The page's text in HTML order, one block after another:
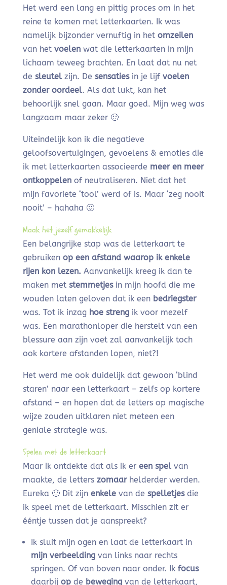
Het werd een lang en pittig proces om in het
reine te komen met letterkaarten. Ik was
namelijk bijzonder vernuftig in het omzeilen
van het voelenwat die letterkaarten in mijn
lichaam teweeg brachten. En laat dat nu net
de sleutelzijn. De sensatiesin je lijf voelen
zonder oordeel. Als dat lukt, kan het
behoorlijk snel gaan. Maar goed. Mijn weg was
langzaam maar zeker 🙂
Uiteindelijk kon ik die negatieve
geloofsovertuigingen, gevoelens & emoties die
ik met letterkaarten associeerde meer en meer
ontkoppelenof neutraliseren. Niet dat het
mijn favoriete ‘tool’ werd of is. Maar ‘zeg nooit
nooit’ – hahaha 🙂
Maak het jezelf gemakkelijk
Een belangrijke stap was de letterkaart te
gebruiken op een afstand waarop ik enkele
rijen kon lezen. Aanvankelijk kreeg ik dan te
maken met stemmetjesin mijn hoofd die me
wouden laten geloven dat ik een bedriegster
was. Tot ik inzag hoe strengik voor mezelf
was. Een marathonloper die herstelt van een
blessure aan zijn voet zal aanvankelijk toch
ook kortere afstanden lopen, niet?!
Het werd me ook duidelijk dat gewoon ‘blind
staren’ naar een letterkaart – zelfs op kortere
afstand – en hopen dat de letters op magische
wijze zouden uitklaren niet meteen een
geniale strategie was.
Spelen met de letterkaart
Maar ik ontdekte dat als ik er een spelvan
maakte, de letters zomaarhelderder werden.
Eureka 🙂 Dit zijn enkelevan de spelletjesdie
ik speel met de letterkaart. Misschien zit er
ééntje tussen dat je aanspreekt?
Ik sluit mijn ogen en laat de letterkaart in
mijn verbeeldingvan links naar rechts
springen. Of van boven naar onder. Ik focus
daarbij opde bewegingvan de letterkaart,